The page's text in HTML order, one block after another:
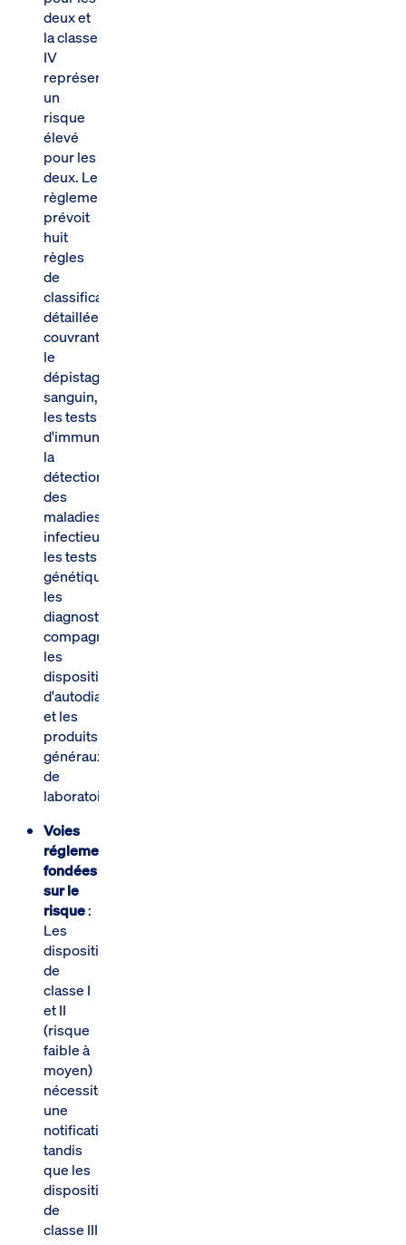
deux et
la classe
IV
représentant
un
risque
élevé
pour les
deux. Le
règlement
prévoit
huit
règles
de
classification
détaillées
couvrant
le
dépistage
sanguin,
les tests
d'immunologie,
la
détection
des
maladies
infectieuses,
les tests
génétiques,
les
diagnostics
compagnons,
les
dispositifs
d'autodiagnostic
et les
produits
généraux
de
laboratoire.
Voies
réglementaires
fondées
sur le
risque:
Les
dispositifs
de
classe I
et II
(risque
faible à
moyen)
nécessitent
une
notification,
tandis
que les
dispositifs
de
classe III